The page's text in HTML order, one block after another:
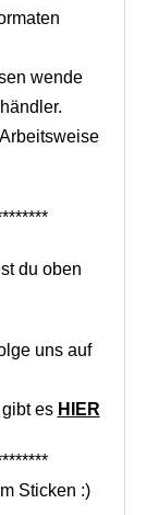
wende
du oben
uns auf
es HIER
Sticken :)